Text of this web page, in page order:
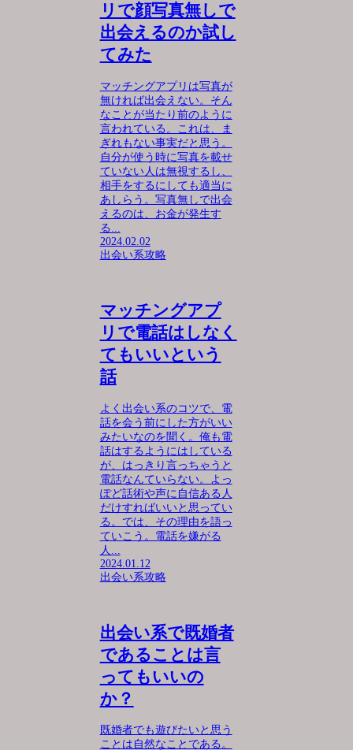
リで顔写真無しで
出会えるのか試し
てみた
マッチングアプリは写真が
無ければ出会えない。そん
なことが当たり前のように
言われている。これは、ま
ぎれもない事実だと思う。
自分が使う時に写真を載せ
ていない人は無視するし、
相手をするにしても適当に
あしらう。写真無しで出会
えるのは、お金が発生す
る...
2024.02.02
出会い系攻略
マッチングアプ
リで電話はしなく
てもいいという
話
よく出会い系のコツで、電
話を会う前にした方がいい
みたいなのを聞く。俺も電
話はするようにはしている
が、はっきり言っちゃうと
電話なんていらない。よっ
ぽど話術や声に自信ある人
だけすればいいと思ってい
る。では、その理由を語っ
ていこう。電話を嫌がる
人...
2024.01.12
出会い系攻略
出会い系で既婚者
であることは言
ってもいいの
か？
既婚者でも遊びたいと思う
ことは自然なことである。